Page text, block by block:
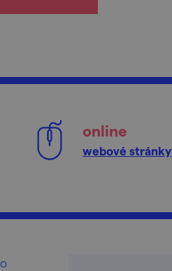
online
webové stránky